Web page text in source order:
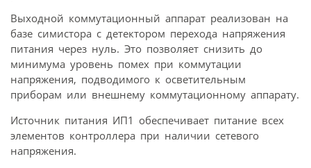
Выходной коммутационный аппарат реализован на
базе симистора с детектором перехода напряжения
питания через нуль. Это позволяет снизить до
минимума уровень помех при коммутации
напряжения, подводимого к осветительным
приборам или внешнему коммутационному аппарату.
Источник питания ИП1 обеспечивает питание всех
элементов контроллера при наличии сетевого
напряжения.